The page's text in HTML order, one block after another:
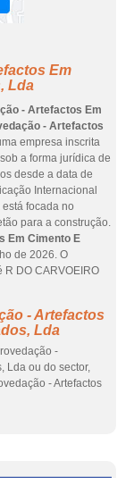
Em
Lda
- Artefactos Em
- Artefactos
empresa inscrita
a forma jurídica de
desde a data de
Internacional
focada no
para a construção.
Em Cimento E
de 2026. O
R DO CARVOEIRO
- Artefactos
Lda
-
Lda ou do sector,
- Artefactos